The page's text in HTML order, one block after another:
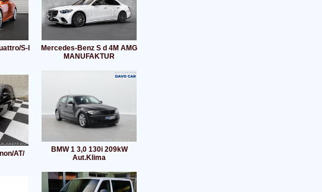
S-l
Mercedes-Benz S d 4M AMG
MANUFAKTUR
AT/
BMW 1 3,0 130i 209kW
Aut.Klima